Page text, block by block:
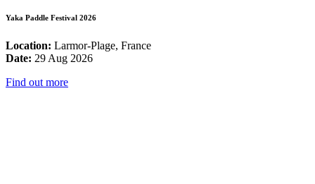
Yaka Paddle Festival 2026
Location: Larmor-Plage, France
Date: 29 Aug 2026
Find out more